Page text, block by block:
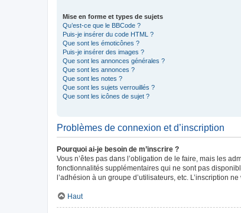
Mise en forme et types de sujets
Qu’est-ce que le BBCode ?
Puis-je insérer du code HTML ?
Que sont les émoticônes ?
Puis-je insérer des images ?
Que sont les annonces générales ?
Que sont les annonces ?
Que sont les notes ?
Que sont les sujets verrouillés ?
Que sont les icônes de sujet ?
Problèmes de connexion et d’inscription
Pourquoi ai-je besoin de m’inscrire ?
Vous n’êtes pas dans l’obligation de le faire, mais les
fonctionnalités supplémentaires qui ne sont pas
l’adhésion à un groupe d’utilisateurs, etc. L’inscription
Haut